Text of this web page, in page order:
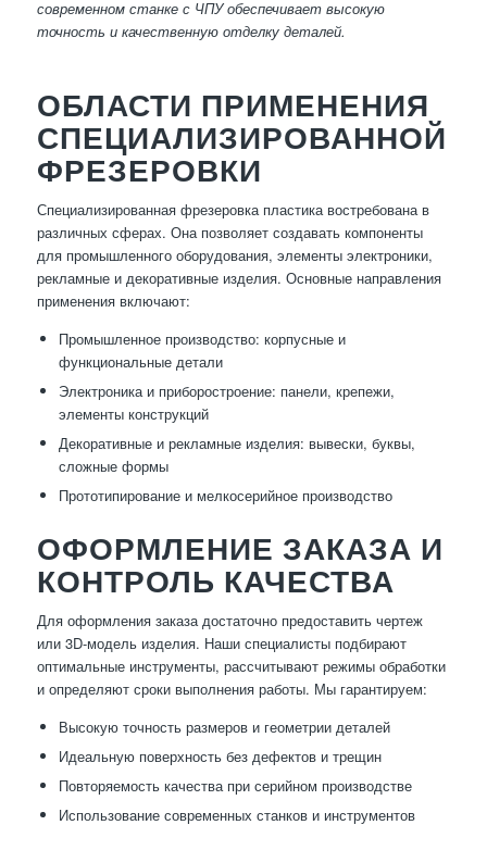
современном станке с ЧПУ обеспечивает высокую
точность и качественную отделку деталей.
ОБЛАСТИ ПРИМЕНЕНИЯ
СПЕЦИАЛИЗИРОВАННОЙ
ФРЕЗЕРОВКИ
Специализированная фрезеровка пластика востребована в
различных сферах. Она позволяет создавать компоненты
для промышленного оборудования, элементы электроники,
рекламные и декоративные изделия. Основные направления
применения включают:
Промышленное производство: корпусные и
функциональные детали
Электроника и приборостроение: панели, крепежи,
элементы конструкций
Декоративные и рекламные изделия: вывески, буквы,
сложные формы
Прототипирование и мелкосерийное производство
ОФОРМЛЕНИЕ ЗАКАЗА И
КОНТРОЛЬ КАЧЕСТВА
Для оформления заказа достаточно предоставить чертеж
или 3D-модель изделия. Наши специалисты подбирают
оптимальные инструменты, рассчитывают режимы обработки
и определяют сроки выполнения работы. Мы гарантируем:
Высокую точность размеров и геометрии деталей
Идеальную поверхность без дефектов и трещин
Повторяемость качества при серийном производстве
Использование современных станков и инструментов